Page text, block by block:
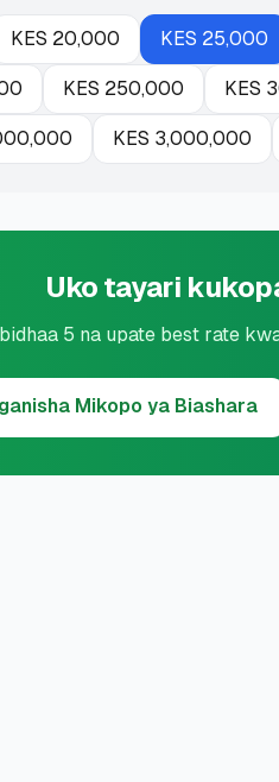
KES 20,000 KES 25,000
KES 250,000 KES
KES 3,000,000
Uko tayari
5 na upate best rate
Mikopo ya Biashara